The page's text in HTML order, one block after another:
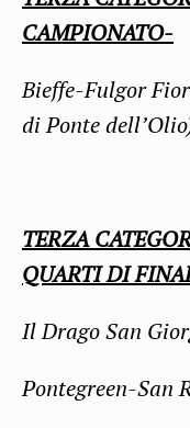
CAMPIONATO-
Bieffe-Fulgor
di Ponte
TERZA
QUARTI DI
Il Drago San
Pontegreen-San